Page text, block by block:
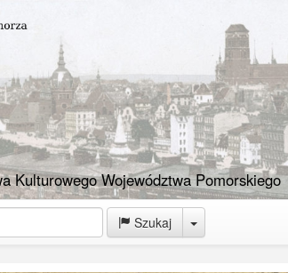
Kulturowego Województwa Pomorskiego
Szukaj Toggle Dropdown